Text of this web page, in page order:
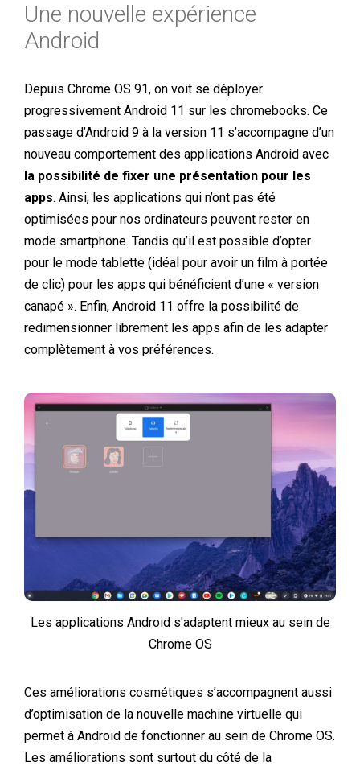
Une nouvelle expérience
Android
Depuis Chrome OS 91, on voit se déployer
progressivement Android 11 sur les chromebooks. Ce
passage d’Android 9 à la version 11 s’accompagne d’un
nouveau comportement des applications Android avec
la possibilité de fixer une présentation pour les
apps. Ainsi, les applications qui n’ont pas été
optimisées pour nos ordinateurs peuvent rester en
mode smartphone. Tandis qu’il est possible d’opter
pour le mode tablette (idéal pour avoir un film à portée
de clic) pour les apps qui bénéficient d’une « version
canapé ». Enfin, Android 11 offre la possibilité de
redimensionner librement les apps afin de les adapter
complètement à vos préférences.
Les applications Android s'adaptent mieux au sein de
Chrome OS
Ces améliorations cosmétiques s’accompagnent aussi
d’optimisation de la nouvelle machine virtuelle qui
permet à Android de fonctionner au sein de Chrome OS.
Les améliorations sont surtout du côté de la